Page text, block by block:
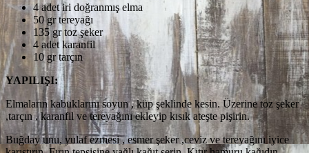
4 adet iri doğranmış elma
50 gr tereyağı
135 gr toz şeker
4 adet karanfil
10 gr tarçın
YAPILIŞI:
Elmaların kabuklarını soyun , küp şeklinde kesin. Üzerine toz şeker
,tarçın , karanfil ve tereyağını ekleyip kısık ateşte pişirin.
Buğday unu, yulaf ezmesi , esmer şeker ,ceviz ve tereyağını iyice